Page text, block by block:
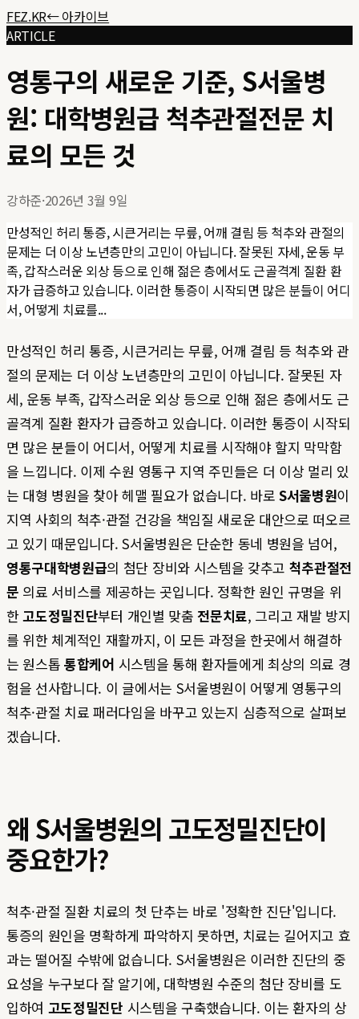
FEZ.KR← 아카이브
ARTICLE
영통구의 새로운 기준, S서울병
원: 대학병원급 척추관절전문 치
료의 모든 것
강하준·2026년 3월 9일
만성적인 허리 통증, 시큰거리는 무릎, 어깨 결림 등 척추와 관절의
문제는 더 이상 노년층만의 고민이 아닙니다. 잘못된 자세, 운동 부
족, 갑작스러운 외상 등으로 인해 젊은 층에서도 근골격계 질환 환
자가 급증하고 있습니다. 이러한 통증이 시작되면 많은 분들이 어디
서, 어떻게 치료를...
만성적인 허리 통증, 시큰거리는 무릎, 어깨 결림 등 척추와 관
절의 문제는 더 이상 노년층만의 고민이 아닙니다. 잘못된 자
세, 운동 부족, 갑작스러운 외상 등으로 인해 젊은 층에서도 근
골격계 질환 환자가 급증하고 있습니다. 이러한 통증이 시작되
면 많은 분들이 어디서, 어떻게 치료를 시작해야 할지 막막함
을 느낍니다. 이제 수원 영통구 지역 주민들은 더 이상 멀리 있
는 대형 병원을 찾아 헤맬 필요가 없습니다. 바로S서울병원이
지역 사회의 척추·관절 건강을 책임질 새로운 대안으로 떠오르
고 있기 때문입니다. S서울병원은 단순한 동네 병원을 넘어,
영통구대학병원급의 첨단 장비와 시스템을 갖추고 척추관절전
문 의료 서비스를 제공하는 곳입니다. 정확한 원인 규명을 위
한고도정밀진단부터 개인별 맞춤전문치료, 그리고 재발 방지
를 위한 체계적인 재활까지, 이 모든 과정을 한곳에서 해결하
는 원스톱통합케어 시스템을 통해 환자들에게 최상의 의료 경
험을 선사합니다. 이 글에서는 S서울병원이 어떻게 영통구의
척추·관절 치료 패러다임을 바꾸고 있는지 심층적으로 살펴보
겠습니다.
왜 S서울병원의 고도정밀진단이
중요한가?
척추·관절 질환 치료의 첫 단추는 바로 '정확한 진단'입니다.
통증의 원인을 명확하게 파악하지 못하면, 치료는 길어지고 효
과는 떨어질 수밖에 없습니다. S서울병원은 이러한 진단의 중
요성을 누구보다 잘 알기에, 대학병원 수준의 첨단 장비를 도
입하여 고도정밀진단 시스템을 구축했습니다. 이는 환자의 상